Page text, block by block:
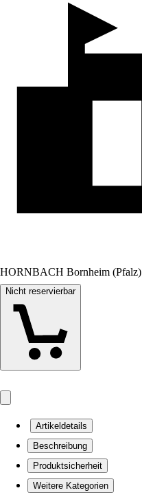
HORNBACH Bornheim (Pfalz)
Nicht reservierbar
Artikeldetails
Beschreibung
Produktsicherheit
Weitere Kategorien